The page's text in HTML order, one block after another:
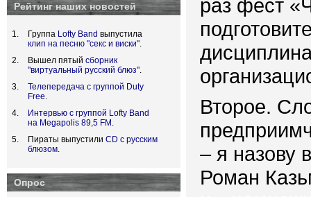
Рейтинг наших новостей
Группа Lofty Band выпустила
клип на песню "секс и виски"
Вышел пятый сборник
"виртуальный русский блюз"
Телепередача с группой Duty
Free
Интервью с группой Lofty Band
на Megapolis 89,5 FM
Пираты выпустили CD с русским
блюзом
Опрос
раз фест
Второе.
– я назову
Роман